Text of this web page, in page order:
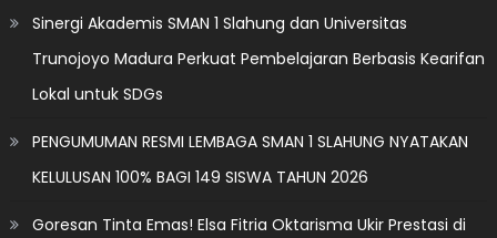
Sinergi Akademis SMAN 1 Slahung dan Universitas
Trunojoyo Madura Perkuat Pembelajaran Berbasis Kearifan
Lokal untuk SDGs
PENGUMUMAN RESMI LEMBAGA SMAN 1 SLAHUNG NYATAKAN
KELULUSAN 100% BAGI 149 SISWA TAHUN 2026
Goresan Tinta Emas! Elsa Fitria Oktarisma Ukir Prestasi di